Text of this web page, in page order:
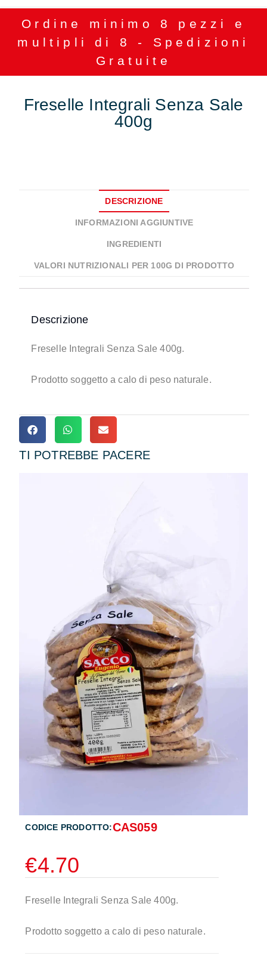
Ordine minimo 8 pezzi e
multipli di 8 - Spedizioni
Gratuite
Freselle Integrali Senza Sale
400g
DESCRIZIONE
INFORMAZIONI AGGIUNTIVE
INGREDIENTI
VALORI NUTRIZIONALI PER 100G DI PRODOTTO
Descrizione
Freselle Integrali Senza Sale 400g.
Prodotto soggetto a calo di peso naturale.
TI POTREBBE PACERE
CODICE PRODOTTO:CAS059
€4.70
Freselle Integrali Senza Sale 400g.
Prodotto soggetto a calo di peso naturale.